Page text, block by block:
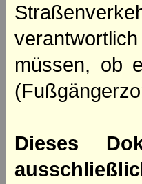
müssen, ob
Dieses